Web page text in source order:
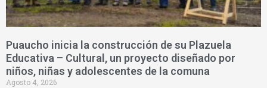
Puaucho inicia la construcción de su Plazuela
Educativa – Cultural, un proyecto diseñado por
niños, niñas y adolescentes de la comuna
Agosto 4, 2026